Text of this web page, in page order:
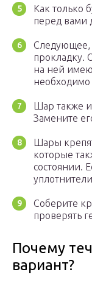
Как только
перед вами
Следующее,
прокладку.
на ней
необходимо
Шар также
Замените
Шары
которые
состоянии.
Соберите
проверять
Почему
вариант?